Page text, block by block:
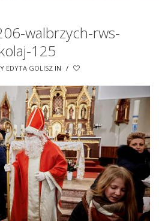
walbrzych-rws-
125
EDYTA GOLISZ IN /